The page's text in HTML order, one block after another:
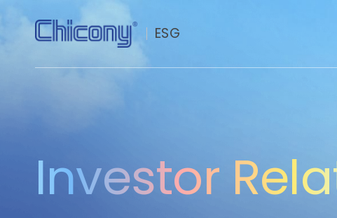
ESG
Investor
社會共榮